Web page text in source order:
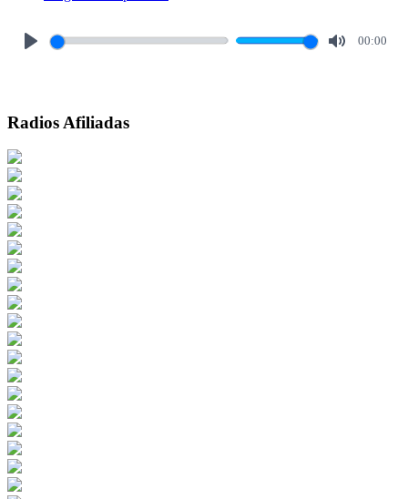
00:00
Radios Afiliadas